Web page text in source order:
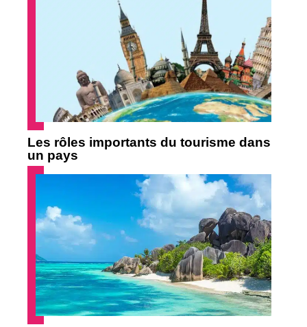
Les rôles importants du tourisme dans
un pays